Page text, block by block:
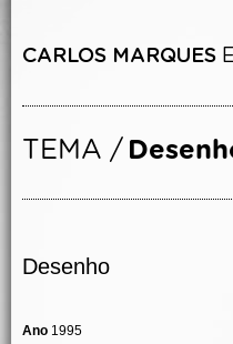
Desenho
Ano 1995